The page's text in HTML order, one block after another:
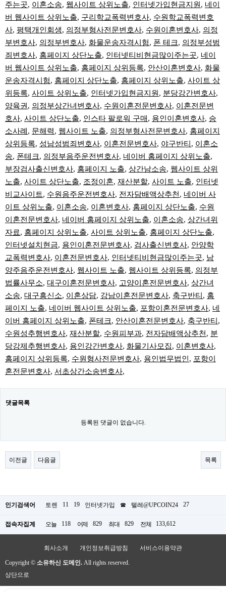
주는곳, 이혼소송, 웹사이트 상위노출, 인터넷가입현금지원 , 네이
버 웹사이트 상위노출, 구리학교폭력변호사, 수원학교폭력변호
사, 평택개인회생, 의정부형사전문변호사, 수원이혼변호사, 의정
부변호사, 의정부변호사, 화물운송자격시험, 폰 테크, 의정부성범
죄변호사, 홈페이지 상단노출, 인터넷티비현금많이주는곳, 네이
버 웹사이트 상위노출, 홈페이지 상위등록, 안산이혼변호사, 화물
운송자격시험, 홈페이지 상단노출, 홈페이지 상위노출, 사이트 상
위등록, 사이트 상위노출, 인터넷가입현금지원 , 분당강간변호사,
양육권 , 의정부상간녀변호사, 수원이혼전문변호사, 이혼전문변
호사, 사이트 상단노출, 인스타 팔로워 구매 , 용인이혼변호사, 승
소사례 , 문해력, 웹사이트 노출, 의정부형사전문변호사, 홈페이지
상위등록, 성남성범죄변호사, 이혼전문변호사, 야구반티 , 이혼소
송, 폰테크, 의정부음주운전변호사, 네이버 홈페이지 상위노출,
부장검사출신변호사, 홈페이지 노출, 상간남소송, 웹사이트 상위
노출, 사이트 상단노출, 조정이혼, 재산분할, 사이트 노출, 인터넷
비교사이트, 수원음주운전변호사, 전자담배액상추천 , 네이버 사
이트 상위노출, 이혼소송, 이혼변호사, 홈페이지 상단노출, 수원
이혼전문변호사, 네이버 홈페이지 상위노출, 이혼소송, 상간녀위
자료, 홈페이지 상위노출, 사이트 상위노출, 홈페이지 상단노출,
인터넷설치현금, 용인이혼전문변호사, 검사출신변호사, 안양학
교폭력변호사, 이혼전문변호사, 인터넷티비현금많이주는곳, 남
양주음주운전변호사, 웹사이트 노출, 웹사이트 상위등록, 의정부
법률사무소, 대구이혼전문변호사, 고양이혼전문변호사, 상간녀
소송, 대구흥신소, 이혼상담, 강남이혼전문변호사, 축구반티 , 홈
페이지 노출, 네이버 웹사이트 상위노출, 포항이혼전문변호사, 네
이버 홈페이지 상위노출, 폰테크, 안산이혼전문변호사, 축구반티 ,
수원성추행변호사, 재산분할, 수원피부과, 전자담배액상추천 , 분
당강제추행변호사, 용인강간변호사, 화물기사모집, 이혼변호사,
홈페이지 상위등록, 수원형사전문변호사, 용인법무법인 , 포항이
혼전문변호사, 서초상간소송변호사,
댓글목록
등록된 댓글이 없습니다.
이전글 다음글 목록
인기검색어 토렌 11 19 인터넷가입 ☎ 텔레@UPCOIN24 27
접속자집계 오늘 118 어제 829 최대 829 전체 133,612
회사소개 개인정보취급방침 서비스이용약관
Copyright © 소유하신 도메인. All rights reserved.
상단으로